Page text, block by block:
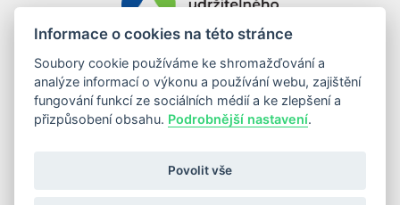
Digital First Marketing Group s.r.o.
Jankovcova 1037/49
170 00 Praha 7
IČ: 08262683
Informace o cookies na této stránce
Soubory cookie používáme ke shromažďování a
analýze informací o výkonu a používání webu, zajištění
fungování funkcí ze sociálních médií a ke zlepšení a
přizpůsobení obsahu. Podrobnější nastavení.
Povolit vše